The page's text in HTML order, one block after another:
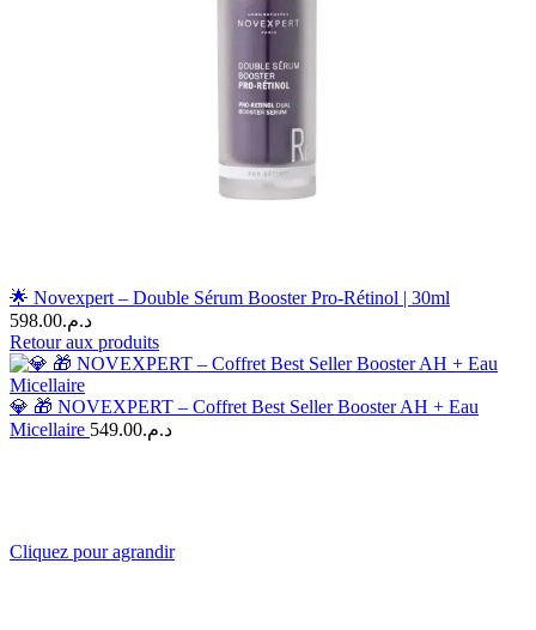
🌟 Novexpert – Double Sérum Booster Pro-Rétinol | 30ml
د.م.598.00
Retour aux produits
💎 🎁 NOVEXPERT – Coffret Best Seller Booster AH + Eau
Micellaire
د.م.549.00
Cliquez pour agrandir